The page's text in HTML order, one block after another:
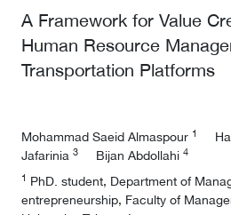
A Framework for Value
Human Resource
Transportation Platforms
Mohammad Saeid Almaspour 1
Jafarinia 3 Bijan Abdollahi 4
1 PhD. student, Department of
entrepreneurship, Faculty of